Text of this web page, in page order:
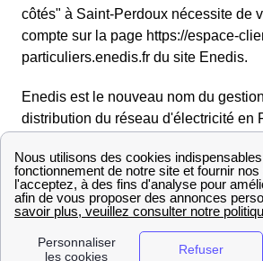
côtés" à Saint-Perdoux nécessite de
compte sur la page https://espace-
particuliers.enedis.fr du site Enedis.
Enedis est le nouveau nom du
distribution du réseau d'électricité en
avoir en tête qu'Enedis et EDF ne
entité. Si Enedis se charge du
l'électricité jusqu'à chez vous à
l'électricité aux Saint-Perdoussiens.